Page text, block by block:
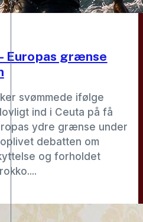
Europas grænse
svømmede ifølge
ind i Ceuta på få
ydre grænse under
debatten om
og forholdet